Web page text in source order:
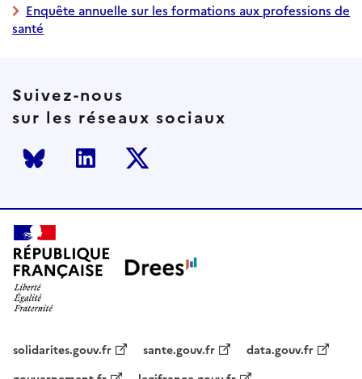
Enquête annuelle sur les formations aux professions de
santé
Suivez-nous
sur les réseaux sociaux
Bluesky LinkedInTwitter
solidarites.gouv.fr sante.gouv.fr
data.gouv.fr